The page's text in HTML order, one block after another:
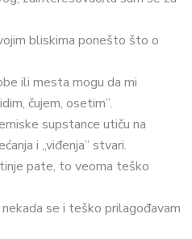
bliskima ponešto što o
ili mesta mogu da mi
čujem, osetim”.
supstance utiču na
i „viđenja” stvari.
pate, to veoma teško
nekada se i teško prilagođavam